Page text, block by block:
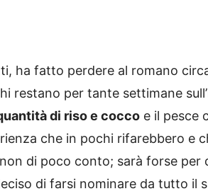
ha fatto perdere al romano
restano per tante settimane
di riso e cocco e il pesce
che in pochi rifarebbero e
di poco conto; sarà forse per
di farsi nominare da tutto il